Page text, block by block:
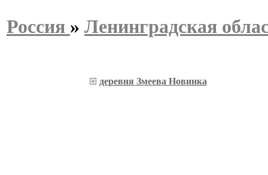
Россия » Ленинградская
деревня Змеева Новинка